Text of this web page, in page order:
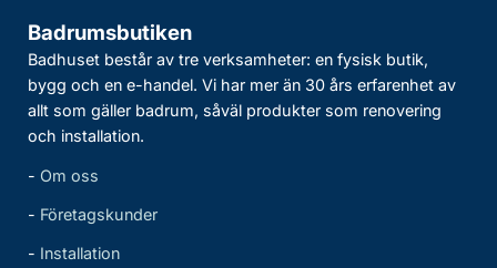
Badrumsbutiken
Badhuset består av tre verksamheter: en fysisk butik,
bygg och en e-handel. Vi har mer än 30 års erfarenhet av
allt som gäller badrum, såväl produkter som renovering
och installation.
- Om oss
- Företagskunder
- Installation